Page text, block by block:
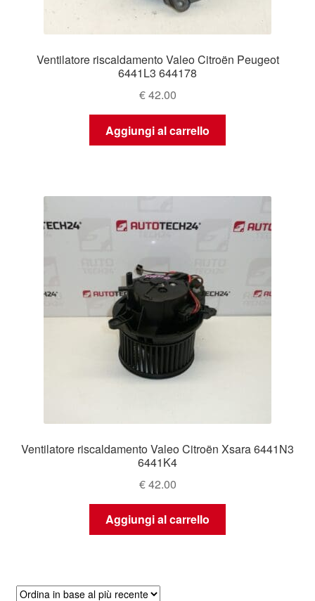
Ventilatore riscaldamento Valeo Citroën Peugeot
6441L3 644178
€42.00
Aggiungi al carrello
Ventilatore riscaldamento Valeo Citroën Xsara 6441N3
6441K4
€42.00
Aggiungi al carrello